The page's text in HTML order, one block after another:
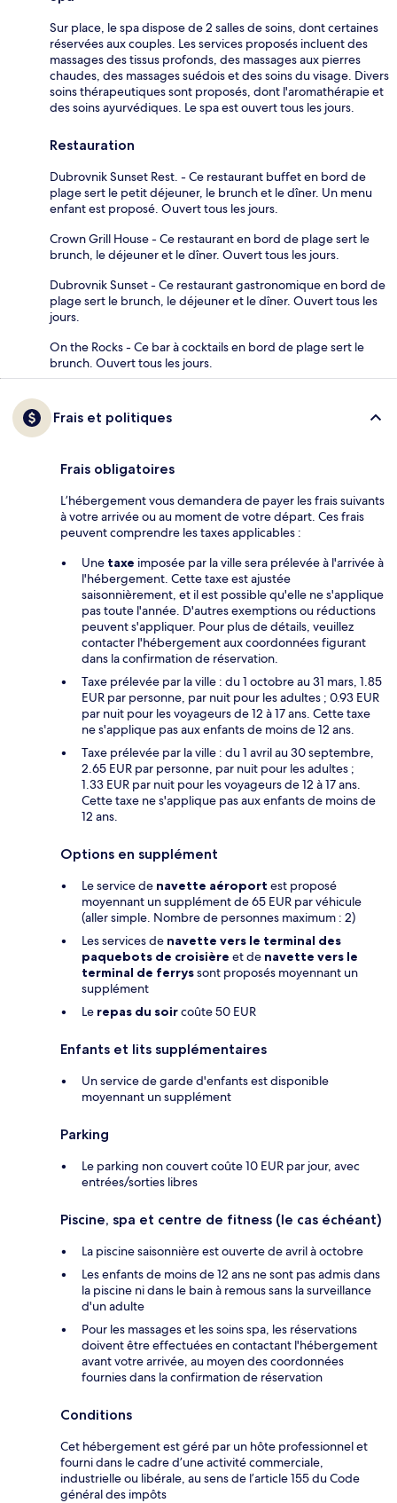
Sur place, le spa dispose de 2 salles de soins, dont certaines
réservées aux couples. Les services proposés incluent des
massages des tissus profonds, des massages aux pierres
chaudes, des massages suédois et des soins du visage. Divers
soins thérapeutiques sont proposés, dont l'aromathérapie et
des soins ayurvédiques. Le spa est ouvert tous les jours.
Restauration
Dubrovnik Sunset Rest. - Ce restaurant buffet en bord de
plage sert le petit déjeuner, le brunch et le dîner. Un menu
enfant est proposé. Ouvert tous les jours.
Crown Grill House - Ce restaurant en bord de plage sert le
brunch, le déjeuner et le dîner. Ouvert tous les jours.
Dubrovnik Sunset - Ce restaurant gastronomique en bord de
plage sert le brunch, le déjeuner et le dîner. Ouvert tous les
jours.
On the Rocks - Ce bar à cocktails en bord de plage sert le
brunch. Ouvert tous les jours.
Frais et politiques
Frais obligatoires
L’hébergement vous demandera de payer les frais suivants
à votre arrivée ou au moment de votre départ. Ces frais
peuvent comprendre les taxes applicables :
Une taxe imposée par la ville sera prélevée à l'arrivée à
l'hébergement. Cette taxe est ajustée
saisonnièrement, et il est possible qu'elle ne s'applique
pas toute l'année. D'autres exemptions ou réductions
peuvent s'appliquer. Pour plus de détails, veuillez
contacter l'hébergement aux coordonnées figurant
dans la confirmation de réservation.
Taxe prélevée par la ville : du 1 octobre au 31 mars, 1.85
EUR par personne, par nuit pour les adultes ; 0.93 EUR
par nuit pour les voyageurs de 12 à 17 ans. Cette taxe
ne s'applique pas aux enfants de moins de 12 ans.
Taxe prélevée par la ville : du 1 avril au 30 septembre,
2.65 EUR par personne, par nuit pour les adultes ;
1.33 EUR par nuit pour les voyageurs de 12 à 17 ans.
Cette taxe ne s'applique pas aux enfants de moins de
12 ans.
Options en supplément
Le service de navette aéroport est proposé
moyennant un supplément de 65 EUR par véhicule
(aller simple. Nombre de personnes maximum : 2)
Les services de navette vers le terminal des
paquebots de croisière et de navette vers le
terminal de ferryssont proposés moyennant un
supplément
Le repas du soircoûte 50 EUR
Enfants et lits supplémentaires
Un service de garde d'enfants est disponible
moyennant un supplément
Parking
Le parking non couvert coûte 10 EUR par jour, avec
entrées/sorties libres
Piscine, spa et centre de fitness (le cas échéant)
La piscine saisonnière est ouverte de avril à octobre
Les enfants de moins de 12 ans ne sont pas admis dans
la piscine ni dans le bain à remous sans la surveillance
d'un adulte
Pour les massages et les soins spa, les réservations
doivent être effectuées en contactant l'hébergement
avant votre arrivée, au moyen des coordonnées
fournies dans la confirmation de réservation
Conditions
Cet hébergement est géré par un hôte professionnel et
fourni dans le cadre d’une activité commerciale,
industrielle ou libérale, au sens de l’article 155 du Code
général des impôts